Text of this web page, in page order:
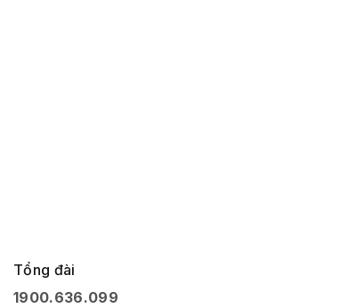
Tổng đài
1900.636.099